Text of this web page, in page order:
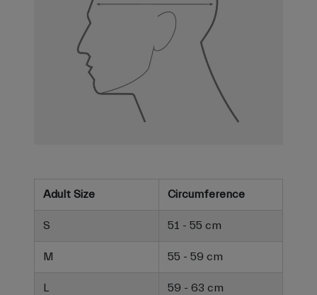
Adult Size Circumference
S 51 - 55 cm
M 55 - 59 cm
L 59 - 63 cm